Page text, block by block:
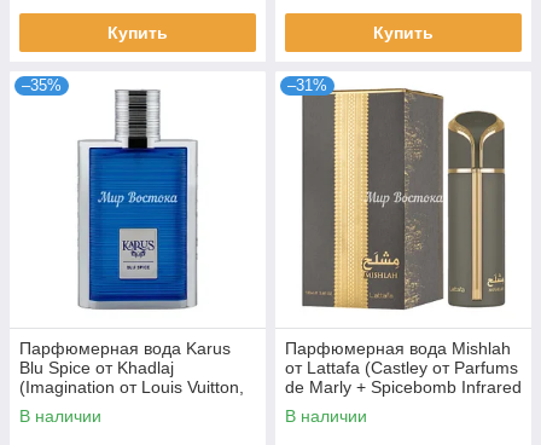
Купить Купить
–35%
Парфюмерная вода Karus
Blu Spice от Khadlaj
(Imagination от Louis Vuitton,
100 мл)
В наличии
–31%
Парфюмерная вода Mishlah
от Lattafa (Castley от Parfums
de Marly + Spicebomb Infrared
от Viktor&Rolf, 100 мл)
В наличии